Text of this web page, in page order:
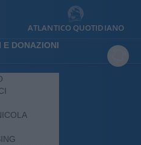
ATLANTICO QUOTIDIANO
E DONAZIONI